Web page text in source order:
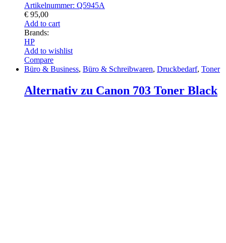
Artikelnummer: Q5945A
€ 95,00
Add to cart
Brands:
HP
Add to wishlist
Compare
Büro & Business, Büro & Schreibwaren, Druckbedarf, Toner
Alternativ zu Canon 703 Toner Black